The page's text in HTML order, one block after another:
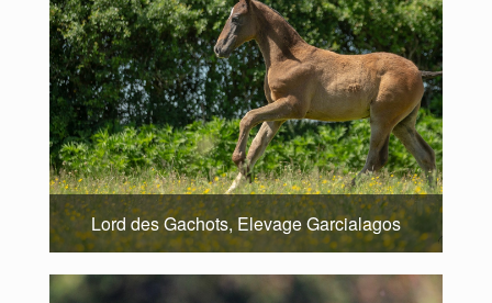
Lord des Gachots, Elevage Garcialagos